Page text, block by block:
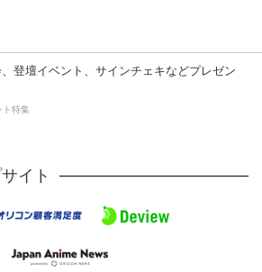
登壇イベント、サインチェキなどプレゼン
ト特集
イト